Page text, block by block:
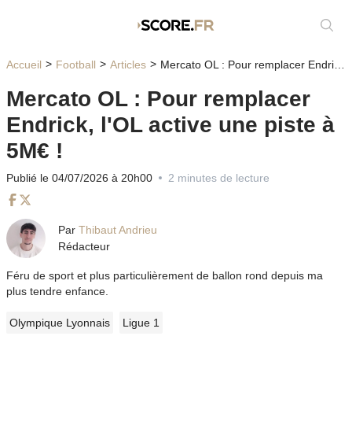
Accueil Football Articles Mercato OL : Pour remplacer Endrick, l'OL active une piste à 5M€ !
Mercato OL : Pour remplacer
Endrick, l'OL active une piste à
5M€ !
Publié le 04/07/2026 à 20h00 2 minutes de lecture
Par Thibaut Andrieu
Rédacteur
Féru de sport et plus particulièrement de ballon rond depuis ma
plus tendre enfance.
Olympique Lyonnais Ligue 1